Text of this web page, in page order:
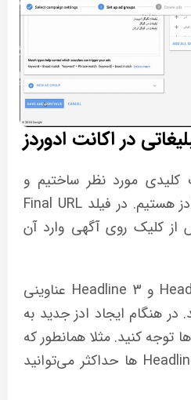
در اکانت ادوردز
کلیدی مورد نظر ساختیم و
اکنون در مرحله ساخت ادز هستیم. در فیلد Final URL
کلیک روی آگهی وارد آن
در Headline 1 ، Headline 2 و Headline 3 عناوینی
در هنگام ایجاد ادز جدید به
توجه کنید. مثلا همانطور که
مشاهده می‌کنید برای Headline ‌ها حداکثر می‌توانید